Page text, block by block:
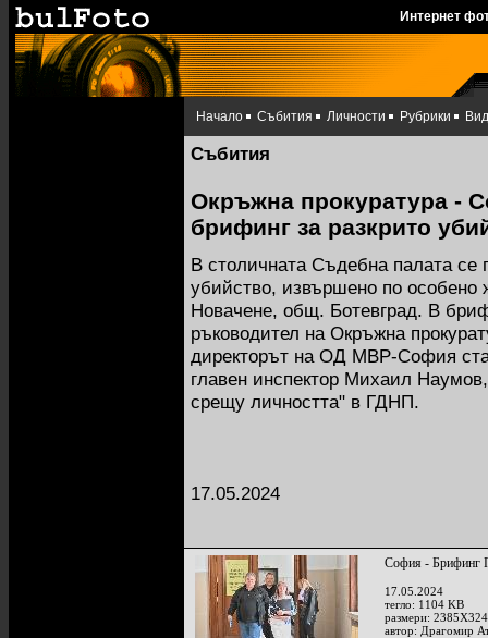
Интернет
Начало Събития Личности Рубрики
Събития
Окръжна прокуратура -
брифинг за разкрито
В столичната Съдебна палата се
убийство, извършено по особено
Новачене, общ. Ботевград. В
ръководител на Окръжна
директорът на ОД МВР-София
главен инспектор Михаил
срещу личността" в ГДНП.
17.05.2024
София - Брифинг
17.05.2024
тегло: 1104 KB
размери:
автор: Драгомир